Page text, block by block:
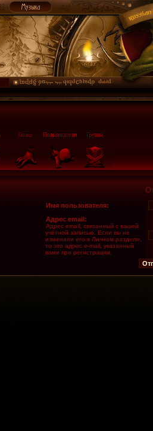
Имя пользователя:
Адрес email:
Адрес email, связанный с вашей
учётной записью. Если вы не
изменили его в Личном разделе,
то это адрес e-mail, указанный
вами при регистрации.